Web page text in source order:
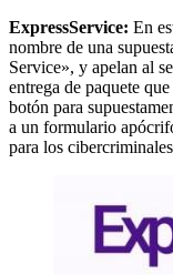
ExpressService: En
nombre de una
Service», y apelan al
entrega de paquete
botón para
a un formulario
para los